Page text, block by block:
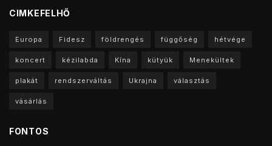
CIMKEFELHŐ
Europa Fidesz földrengés függőség hétvége
koncert kézilabda Kína kütyük Menekültek
plakát rendszerváltás Ukrajna választás
vásárlás
FONTOS